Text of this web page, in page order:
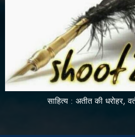
साहित्य : अतीत की धरोहर,